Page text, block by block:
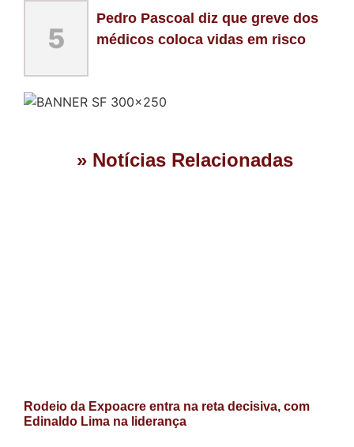
5
Pedro Pascoal diz que greve dos
médicos coloca vidas em risco
» Notícias Relacionadas
Rodeio da Expoacre entra na reta decisiva, com
Edinaldo Lima na liderança